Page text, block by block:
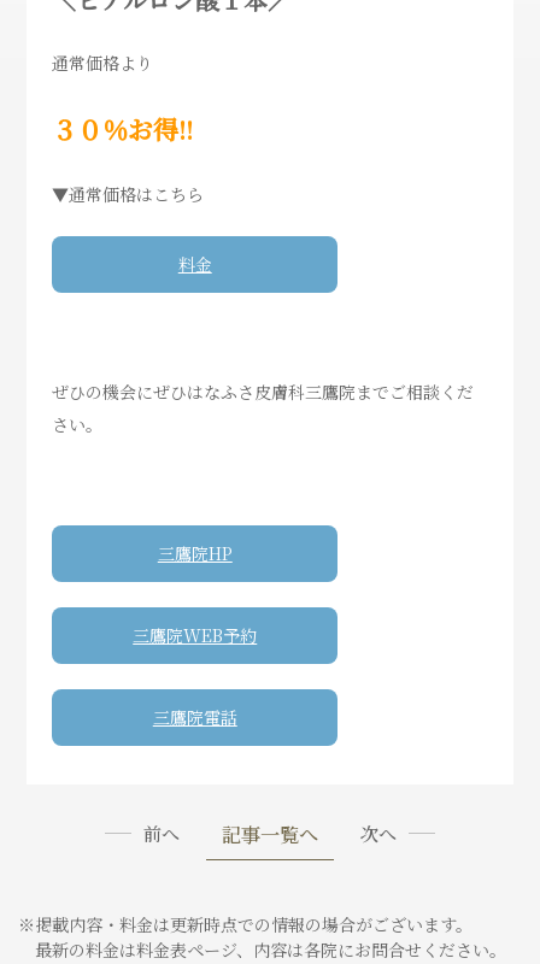
通常価格より
３０％お得!!
▼通常価格はこちら
料金
ぜひの機会にぜひはなふさ皮膚科三鷹院までご相談くだ
さい。
三鷹院HP
三鷹院WEB予約
三鷹院電話
前へ 記事一覧へ 次へ
※掲載内容・料金は更新時点での情報の場合がございます。
最新の料金は料金表ページ、内容は各院にお問合せください。